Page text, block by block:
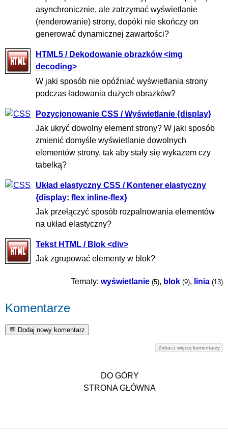
asynchronicznie, ale zatrzymać wyświetlanie
(renderowanie) strony, dopóki nie skończy on
generować dynamicznej zawartości?
HTML5 / Dekodowanie obrazków <img
decoding>
W jaki sposób nie opóźniać wyświetlania strony
podczas ładowania dużych obrazków?
Pozycjonowanie CSS / Wyświetlanie {display}
Jak ukryć dowolny element strony? W jaki sposób
zmienić domyśle wyświetlanie dowolnych
elementów strony, tak aby stały się wykazem czy
tabelką?
Układ elastyczny CSS / Kontener elastyczny
{display: flex inline-flex}
Jak przełączyć sposób rozpalnowania elementów
na układ elastyczny?
Tekst HTML / Blok <div>
Jak zgrupować elementy w blok?
Tematy: wyświetlanie (5), blok (9), linia (13)
Komentarze
Zobacz więcej komentarzy
DO GÓRY
STRONA GŁÓWNA